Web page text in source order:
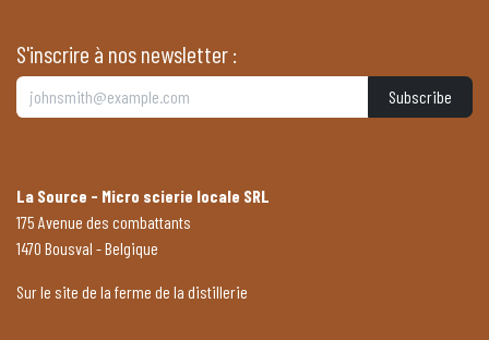
S'inscrire à nos newsletter :
Subscribe
La Source - Micro scierie locale SRL
175 Avenue des combattants
1470 Bousval - Belgique
Sur le site de la ferme de la distillerie